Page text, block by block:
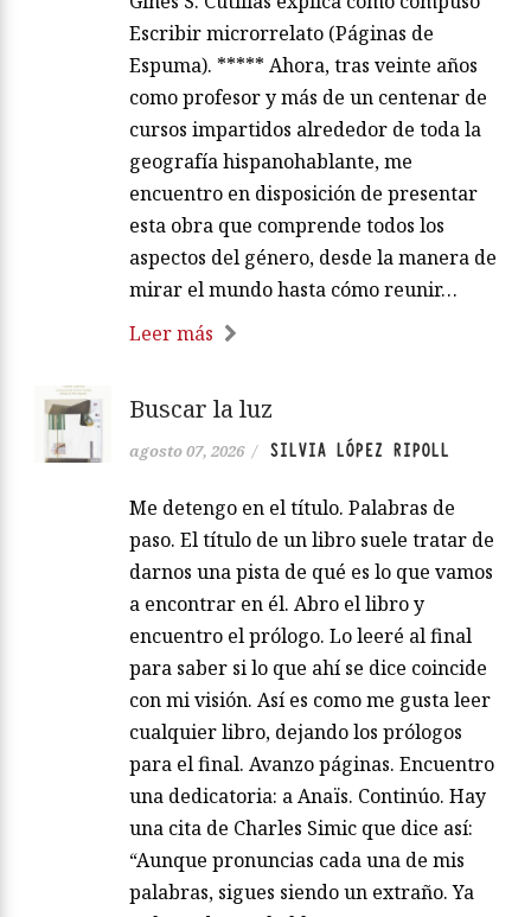
Escribir microrrelato (Páginas de
Espuma). ***** Ahora, tras veinte años
como profesor y más de un centenar de
cursos impartidos alrededor de toda la
geografía hispanohablante, me
encuentro en disposición de presentar
esta obra que comprende todos los
aspectos del género, desde la manera de
mirar el mundo hasta cómo reunir…
Leer más
Buscar la luz
agosto 07, 2026 / SILVIA LÓPEZ RIPOLL
Me detengo en el título. Palabras de
paso. El título de un libro suele tratar de
darnos una pista de qué es lo que vamos
a encontrar en él. Abro el libro y
encuentro el prólogo. Lo leeré al final
para saber si lo que ahí se dice coincide
con mi visión. Así es como me gusta leer
cualquier libro, dejando los prólogos
para el final. Avanzo páginas. Encuentro
una dedicatoria: a Anaïs. Continúo. Hay
una cita de Charles Simic que dice así:
“Aunque pronuncias cada una de mis
palabras, sigues siendo un extraño. Ya